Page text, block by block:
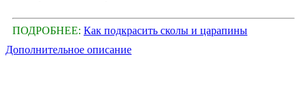
ПОДРОБНЕЕ: Как подкрасить сколы и царапины
Дополнительное описание